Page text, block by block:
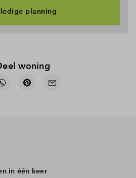
planning
woning
in één keer